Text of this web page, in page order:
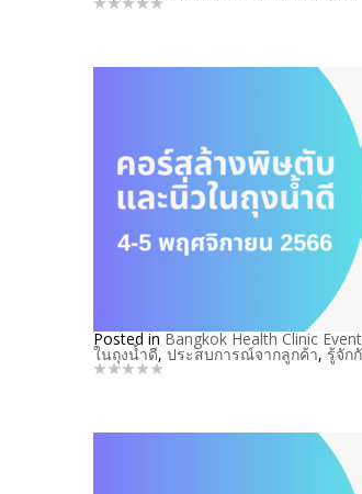
Posted inBangkok Health Clinic
ในถุงน้ำดี, ประสบการณ์จากลูกค้า, รู้จัก